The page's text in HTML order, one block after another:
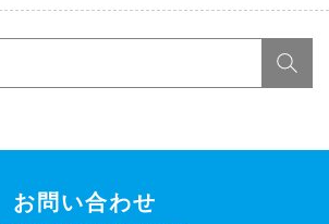
お問い合わせ